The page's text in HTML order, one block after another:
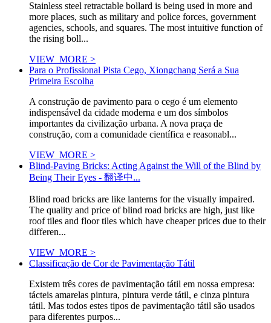
Stainless steel retractable bollard is being used in more and
more places, such as military and police forces, government
agencies, schools, and squares. The most intuitive function of
the rising boll...
VIEW_MORE >
Para o Profissional Pista Cego, Xiongchang Será a Sua
Primeira Escolha
A construção de pavimento para o cego é um elemento
indispensável da cidade moderna e um dos símbolos
importantes da civilização urbana. A nova praça de
construção, com a comunidade científica e reasonabl...
VIEW_MORE >
Blind-Paving Bricks: Acting Against the Will of the Blind by
Being Their Eyes - 翻译中...
Blind road bricks are like lanterns for the visually impaired.
The quality and price of blind road bricks are high, just like
roof tiles and floor tiles which have cheaper prices due to their
differen...
VIEW_MORE >
Classificação de Cor de Pavimentação Tátil
Existem três cores de pavimentação tátil em nossa empresa:
tácteis amarelas pintura, pintura verde tátil, e cinza pintura
tátil. Mas todos estes tipos de pavimentação tátil são usados
para diferentes purpos...